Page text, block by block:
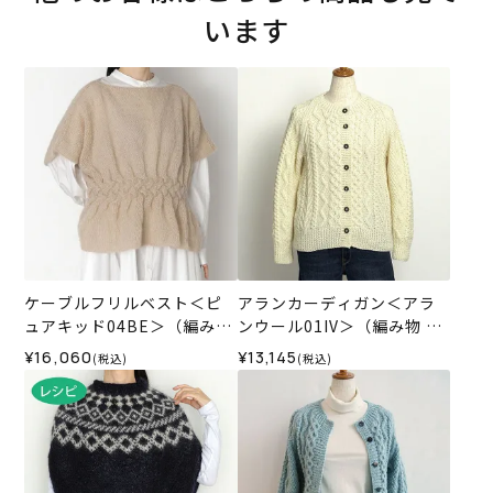
います
ケーブルフリルベスト＜ピ
ュアキッド04BE＞（編み物
材料セット）
¥16,060 (税込)
アランカーディガン＜アラ
ンウール01IV＞（編み物 材
料セット）
¥13,145 (税込)